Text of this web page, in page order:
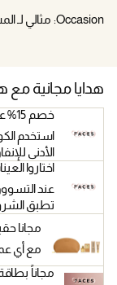
Occasion: مثالي لـ
هدايا مجانية مع
خصم 15% على طلبك الأول من التطبيق!
الأدنى للإنفاق:
اختاروا
تطبق
مجانا حقيبة
مع أي
مجاناً بطاقة